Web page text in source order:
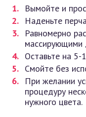
Вымойте и
Наденьте
Равномерно
массирующими
Оставьте на 5-
Смойте без
При желании
процедуру
нужного цвета.